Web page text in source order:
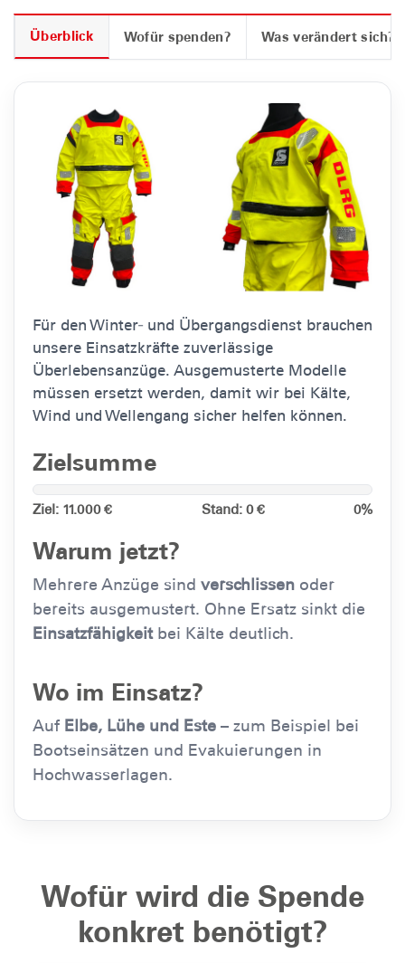
Überblick Wofür spenden? Was verändert sich?
Für den Winter‑ und Übergangsdienst brauchen
unsere Einsatzkräfte zuverlässige
Überlebensanzüge. Ausgemusterte Modelle
müssen ersetzt werden, damit wir bei Kälte,
Wind und Wellengang sicher helfen können.
Zielsumme
Ziel: 11.000 € Stand: 0 € 0%
Warum jetzt?
Mehrere Anzüge sind verschlissen oder
bereits ausgemustert. Ohne Ersatz sinkt die
Einsatzfähigkeitbei Kälte deutlich.
Wo im Einsatz?
Auf Elbe, Lühe und Este – zum Beispiel bei
Bootseinsätzen und Evakuierungen in
Hochwasserlagen.
Wofür wird die Spende
konkret benötigt?